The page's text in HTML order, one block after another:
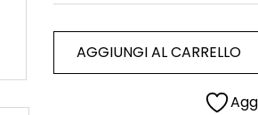
AGGIUNGI AL CARRELLO